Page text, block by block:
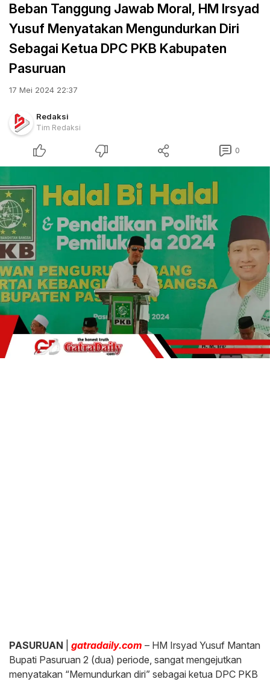
Beban Tanggung Jawab Moral, HM Irsyad
Yusuf Menyatakan Mengundurkan Diri
Sebagai Ketua DPC PKB Kabupaten
Pasuruan
17 Mei 2024 22:37
Redaksi
Tim Redaksi
0
PASURUAN gatradaily.com – HM Irsyad Yusuf Mantan
Bupati Pasuruan 2 (dua) periode, sangat mengejutkan
menyatakan “Memundurkan diri” sebagai ketua DPC PKB